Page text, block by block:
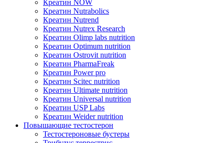
Креатин NOW
Креатин Nutrabolics
Креатин Nutrend
Креатин Nutrex Research
Креатин Olimp labs nutrition
Креатин Optimum nutrition
Креатин Ostrovit nutrition
Креатин PharmaFreak
Креатин Power pro
Креатин Scitec nutrition
Креатин Ultimate nutrition
Креатин Universal nutrition
Креатин USP Labs
Креатин Weider nutrition
Повышающие тестостерон
Тестостероновые бустеры